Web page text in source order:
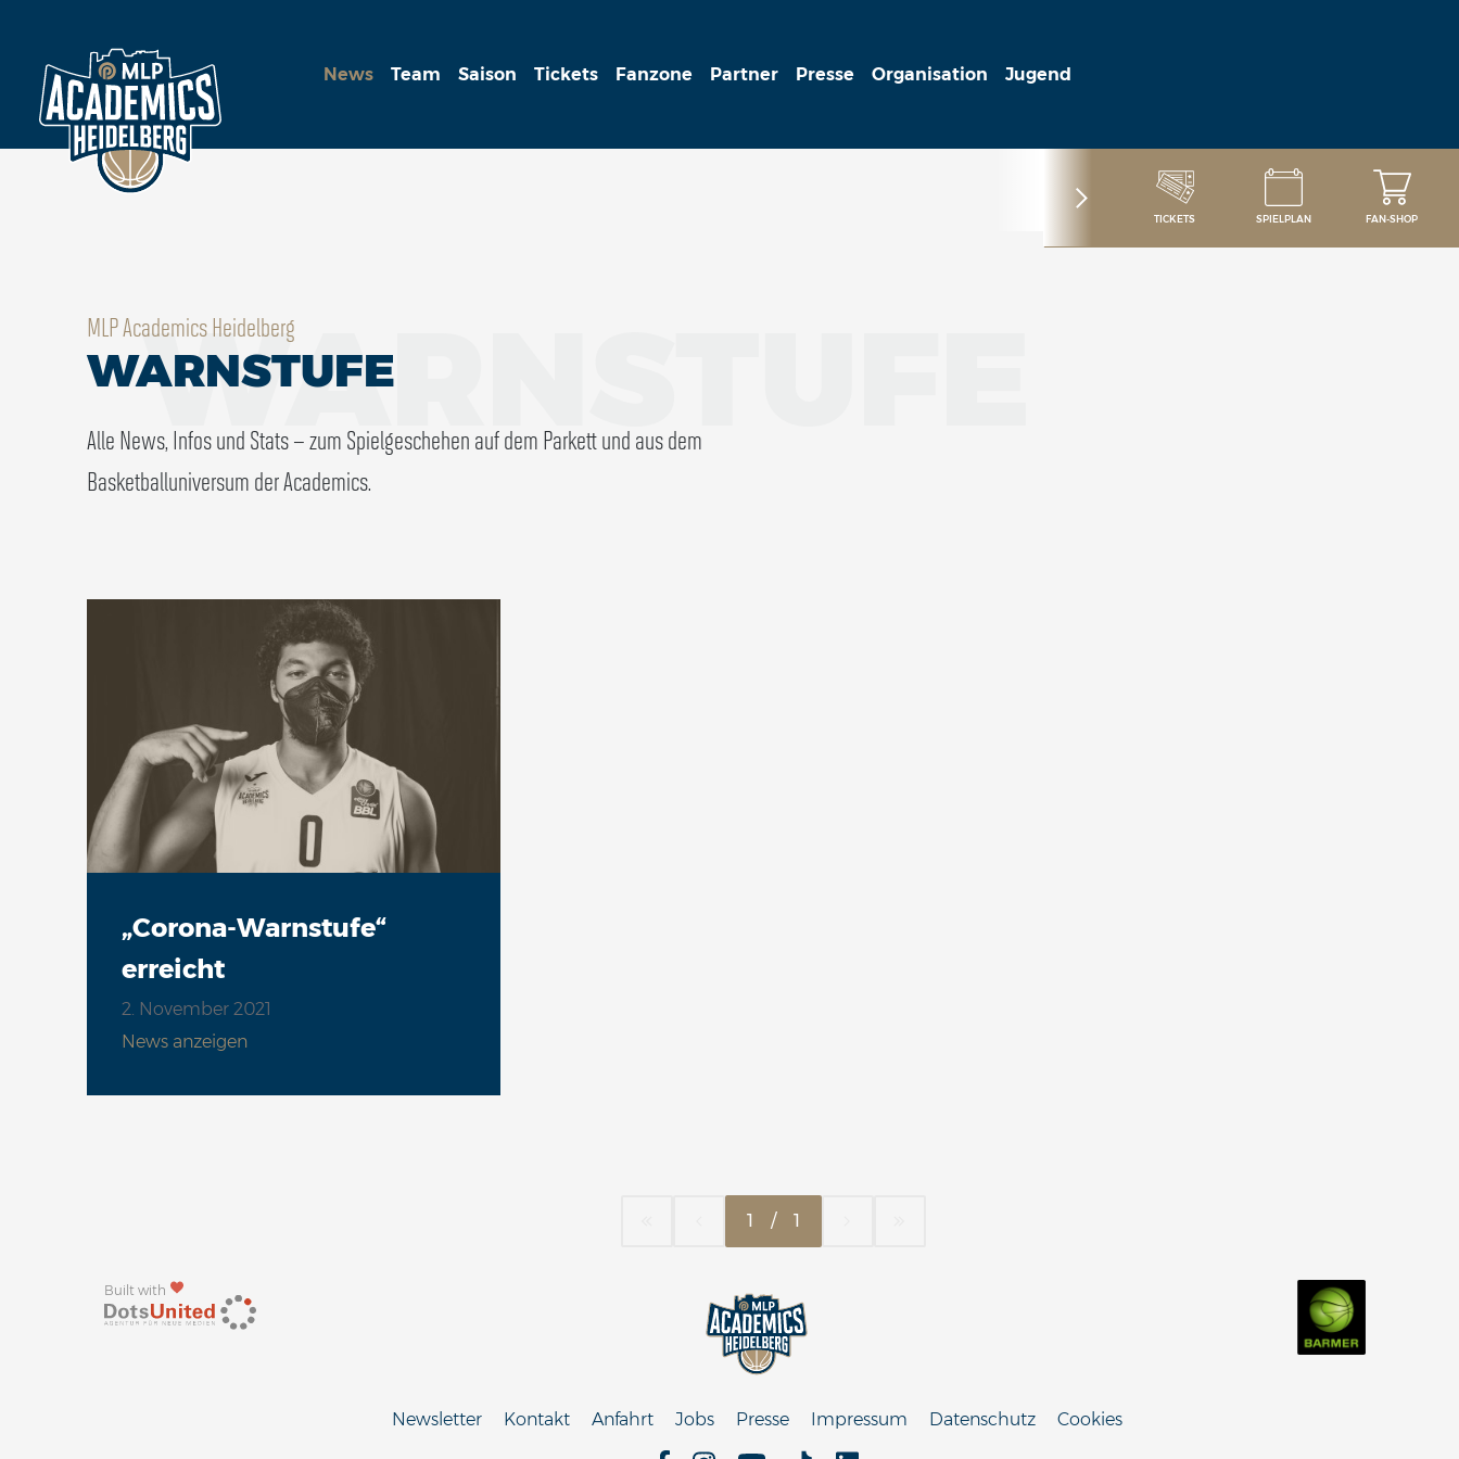
News Team Saison Tickets Fanzone Partner Presse Organisation Jugend
TICKETS SPIELPLAN FAN-SHOP
MLP Academics Heidelberg
WARNSTUFE
Alle News, Infos und Stats – zum Spielgeschehen auf dem Parkett und aus dem
Basketballuniversum der Academics.
WARNSTUFE
„Corona-Warnstufe“
erreicht
2. November 2021
News anzeigen
1 / 1
Built with
Newsletter Kontakt Anfahrt Jobs Presse Impressum Datenschutz Cookies